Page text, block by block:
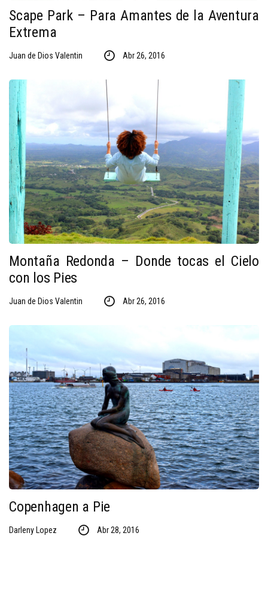
Scape Park – Para Amantes de la Aventura
Extrema
Juan de Dios Valentin Abr 26, 2016
Montaña Redonda – Donde tocas el Cielo
con los Pies
Juan de Dios Valentin Abr 26, 2016
Copenhagen a Pie
Darleny Lopez Abr 28, 2016